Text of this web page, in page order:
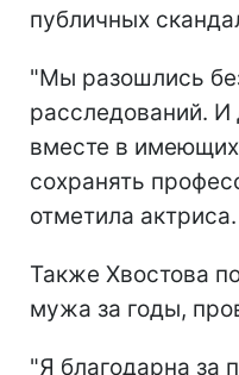
публичных
"Мы разошлись
расследований.
вместе в
сохранять
отметила актриса.
Также Хвостова
мужа за годы,
"Я благодарна за